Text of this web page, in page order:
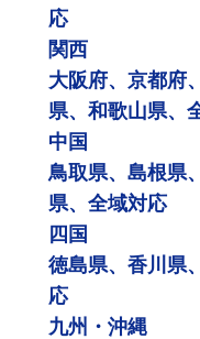
応
関西
大阪府、京都府
県、和歌山県、
中国
鳥取県、島根県
県、全域対応
四国
徳島県、香川県
応
九州・沖縄